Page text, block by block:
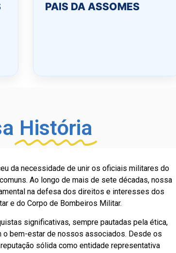
PAIS DA ASSOMES
História
da necessidade de unir os oficiais militares do
Ao longo de mais de sete décadas, nossa
na defesa dos direitos e interesses dos
e do Corpo de Bombeiros Militar.
significativas, sempre pautadas pela ética,
o bem-estar de nossos associados. Desde os
sólida como entidade representativa